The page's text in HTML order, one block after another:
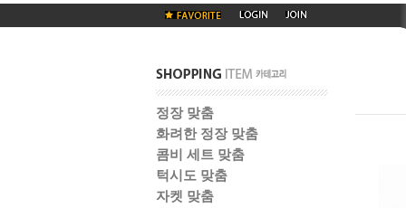
정장 맞춤
화려한 정장 맞춤
콤비 세트 맞춤
턱시도 맞춤
자켓 맞춤